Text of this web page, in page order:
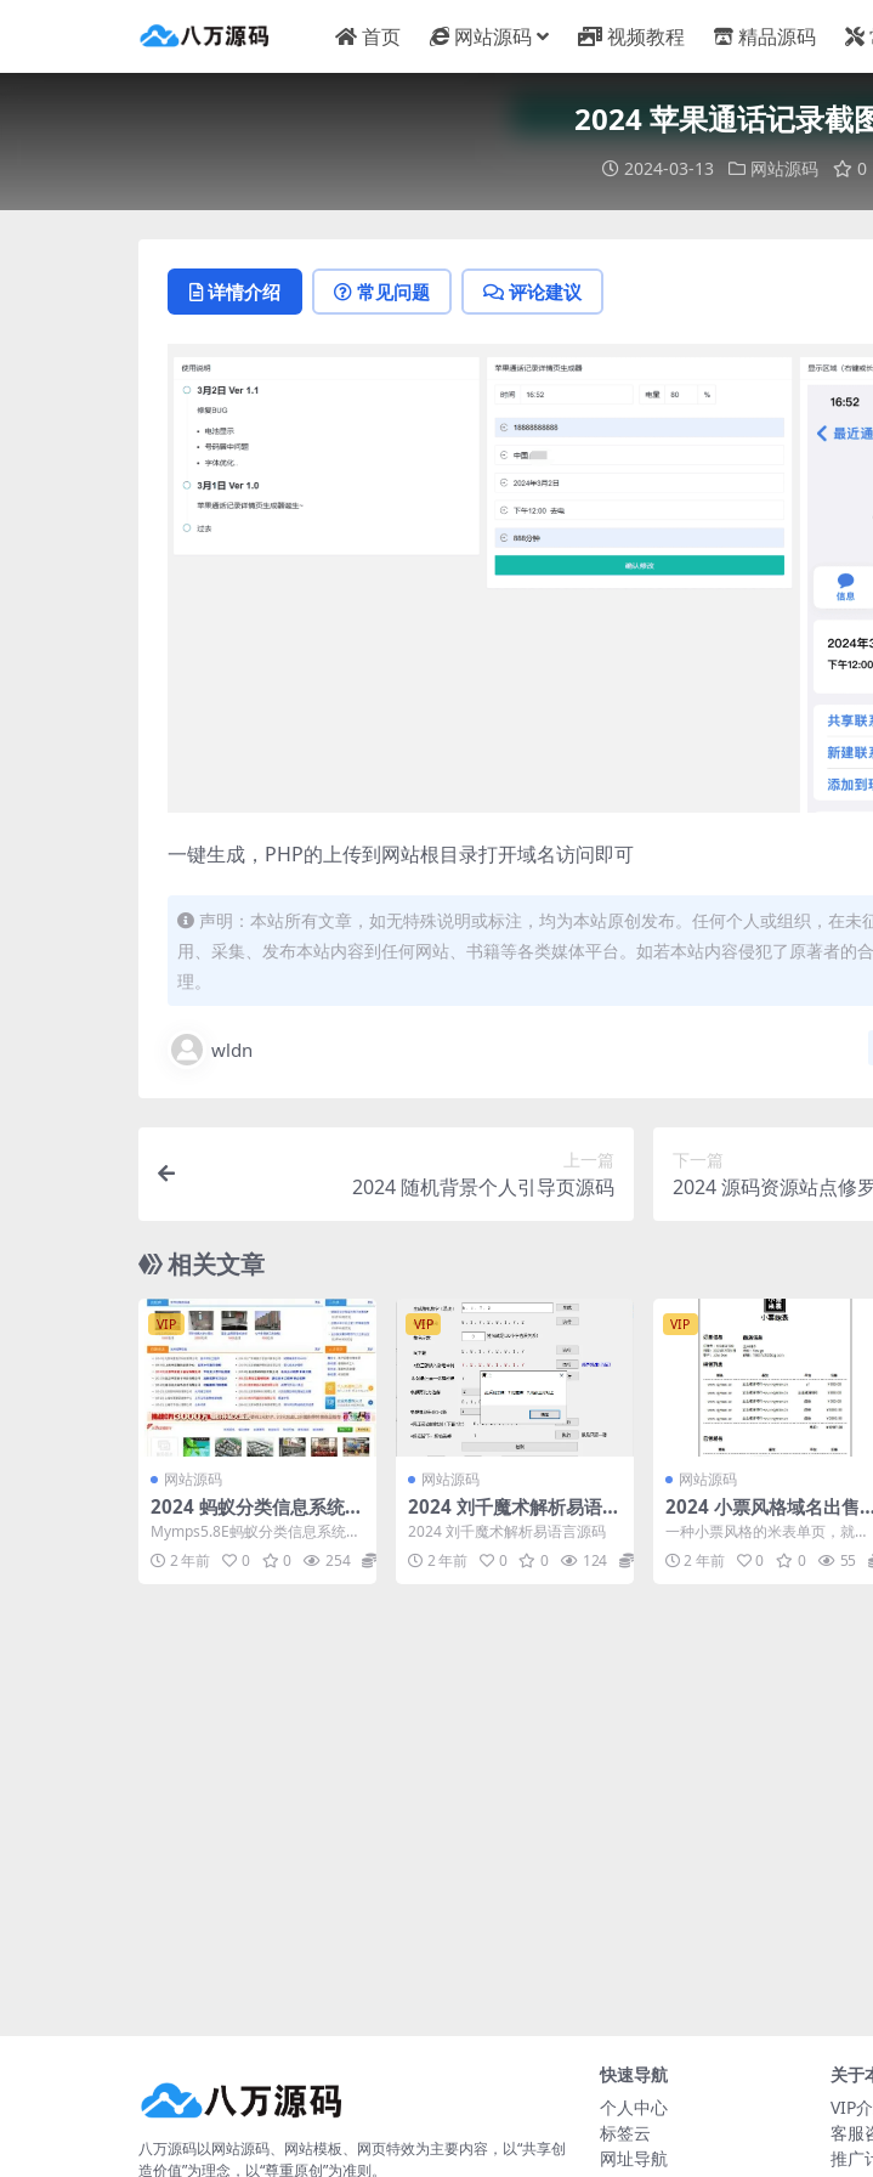
首页 网站源码 视频教程 精品源码
2024 苹果通话记录截
2024-03-13 网站源码 0
详情介绍 常见问题 评论建议
一键生成，PHP的上传到网站根目录打开域名访问即可
声明：本站所有文章，如无特殊说明或标注，均为本站原创发布。任何个人或组织，在未
用、采集、发布本站内容到任何网站、书籍等各类媒体平台。如若本站内容侵犯了原著者的
理。
wldn
上一篇
2024 随机背景个人引导页源码
下一篇
2024 源码资源站点修
相关文章
VIP
网站源码
2024 蚂蚁分类信息系统单
城市源码Mymps5.8E
Mymps5.8E蚂蚁分类信息系统单
城市源码，手机WAP+微信支付
功能，基于ph...
2 年前 0 0 254
VIP
网站源码
2024 刘千魔术解析易语言
源码
2024 刘千魔术解析易语言源码
2 年前
0 0 124
VIP
网站源码
2024 小票风格域名出售页
面 带后台
一种小票风格的米表单页，就像
发票一样的域名出售页面，并附
带后台搭建方法。 声明：...
2 年前 0 0 55
八万源码以网站源码、网站模板、网页特效为主要内容，以“共享创
造价值”为理念，以“尊重原创”为准则。
快速导航
个人中心
标签云
网址导航
关于
VIP
客服
推广